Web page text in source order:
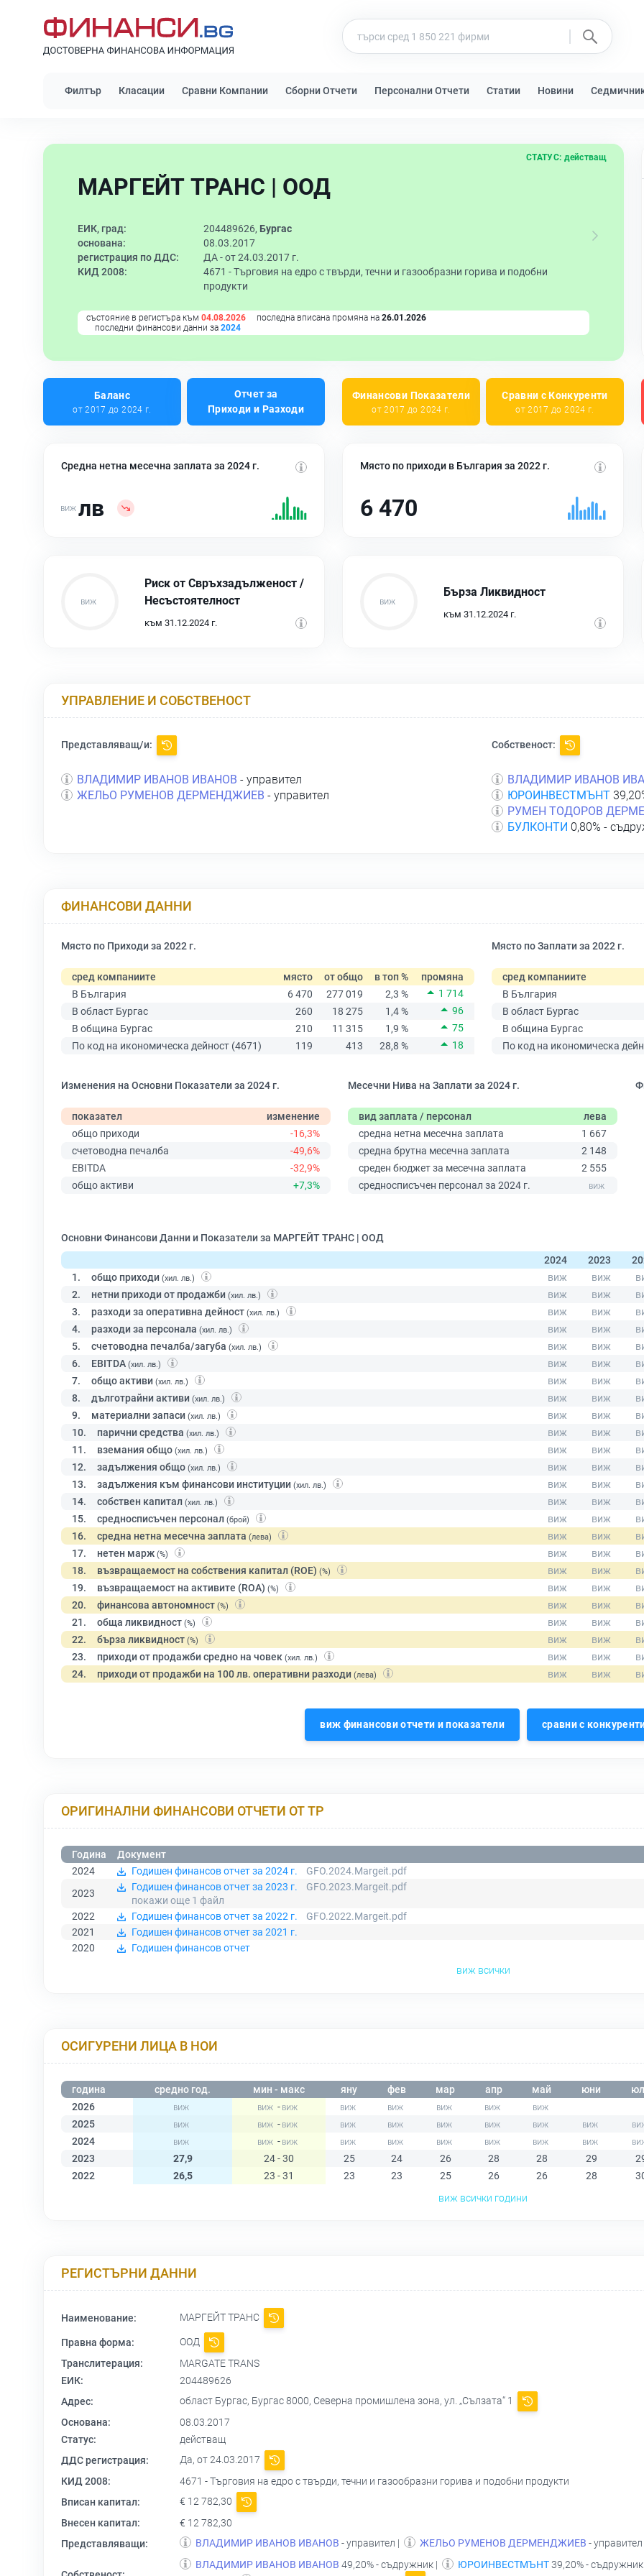
Филтър Класации Сравни Компании Сборни Отчети Персонални Отчети Статии Новини
МАРГЕЙТ ТРАНС | ООД
СТАТУС: действащ
ЕИК, град: 204489626, Бургас
основана:
08.03.2017
регистрация по ДДС:
ДА - от 24.03.2017 г.
КИД 2008:
4671 -Търговия на едро с твърди, течни и газообразни горива и подобни
продукти
състояние в регистъра към 04.08.2026 последна вписана промяна на 26.01.2026
последни финансови данни за 2024
Баланс
от 2017 до 2024 г.
Отчет за
Приходи и Разходи
Финансови Показатели
от 2017 до 2024 г.
Сравни с Конкуренти
от 2017 до 2024 г.
Средна нетна месечна заплата за 2024 г.
лв
Място по приходи в България за 2022 г.
6 470
Риск от Свръхзадълженост /
Несъстоятелност
към 31.12.2024 г.
Бърза Ликвидност
към 31.12.2024 г.
УПРАВЛЕНИЕ И СОБСТВЕНОСТ
Представляващ/и:
ВЛАДИМИР ИВАНОВ ИВАНОВ - управител
ЖЕЛЬО РУМЕНОВ ДЕРМЕНДЖИЕВ - управител
Собственост:
ВЛАДИМИР ИВАНОВ
ЮРОИНВЕСТМЪНТ
РУМЕН ТОДОРОВ
БУЛКОНТИ 0,80% -
ФИНАНСОВИ ДАННИ
Място по Приходи за 2022 г.
сред компаниите място от общо в топ %
промяна
В България
6 470 277 019 2,3 %
1 714
В област Бургас
260 18 275 1,4 %
96
В община Бургас
210 11 315 1,9 %
75
По код на икономическа дейност (4671)
119 413 28,8 % 18
Място по Заплати за 2022 г.
сред компаниите
В България
В област Бургас
В община Бургас
По код на икономическа
Изменения на Основни Показатели за 2024 г.
показател
изменение
общо приходи
-16,3%
счетоводна печалба
-49,6%
EBITDA
-32,9%
общо активи
+7,3%
Месечни Нива на Заплати за 2024 г.
вид заплата / персонал
лева
средна нетна месечна заплата
1 667
средна брутна месечна заплата
2 148
среден бюджет за месечна заплата
2 555
средносписъчен персонал за 2024 г.
Основни Финансови Данни и Показатели за МАРГЕЙТ ТРАНС | ООД
2024
2023
1.
общо приходи (хил. лв.)
2. нетни приходи от продажби (хил. лв.)
3. разходи за оперативна дейност (хил. лв.)
4. разходи за персонала (хил. лв.)
5. счетоводна печалба/загуба (хил. лв.)
6. EBITDA (хил. лв.)
7. общо активи (хил. лв.)
8. дълготрайни активи (хил. лв.)
9. материални запаси (хил. лв.)
10. парични средства (хил. лв.)
11. вземания общо (хил. лв.)
12. задължения общо (хил. лв.)
13. задължения към финансови институции (хил. лв.)
14. собствен капитал (хил. лв.)
15. средносписъчен персонал (брой)
16. средна нетна месечна заплата (лева)
17. нетен марж (%)
18. възвращаемост на собствения капитал (ROE) (%)
19. възвращаемост на активите (ROA) (%)
20. финансова автономност (%)
21. обща ликвидност (%)
22. бърза ликвидност (%)
23. приходи от продажби средно на човек (хил. лв.)
24. приходи от продажби на 100 лв. оперативни разходи (лева)
виж финансови отчети и показатели сравни с
ОРИГИНАЛНИ ФИНАНСОВИ ОТЧЕТИ ОТ ТР
Година
Документ
2024
Годишен финансов отчет за 2024 г.
GFO.2024.Margeit.pdf
2023
Годишен финансов отчет за 2023 г.
GFO.2023.Margeit.pdf
покажи още 1 файл
2022
Годишен финансов отчет за 2022 г.
GFO.2022.Margeit.pdf
2021
Годишен финансов отчет за 2021 г.
2020
Годишен финансов отчет
виж всички
ОСИГУРЕНИ ЛИЦА В НОИ
година средно год. мин - макс яну фев мар апр май юни
2026
-
2025
-
2024
-
2023
27,9 24 - 30 25 24 26 28 28 29
2022
26,5 23 - 31 23 23 25 26 26 28
виж всички години
РЕГИСТЪРНИ ДАННИ
Наименование: МАРГЕЙТ ТРАНС
Правна форма:
ООД
Транслитерация:
MARGATE TRANS
ЕИК:
204489626
Адрес:
област Бургас, Бургас 8000, Северна промишлена зона, ул. „Сълзата“ 1
Основана:
08.03.2017
Статус:
действащ
ДДС регистрация:
Да, от 24.03.2017
КИД 2008:
4671 - Търговия на едро с твърди, течни и газообразни горива и подобни продукти
Вписан капитал:
€ 12 782,30
Внесен капитал:
€ 12 782,30
Представляващи:
ВЛАДИМИР ИВАНОВ ИВАНОВ - управител | ЖЕЛЬО РУМЕНОВ ДЕРМЕНДЖИЕВ - управител
ВЛАДИМИР ИВАНОВ ИВАНОВ 49,20% - съдружник | ЮРОИНВЕСТМЪНТ39,20% -